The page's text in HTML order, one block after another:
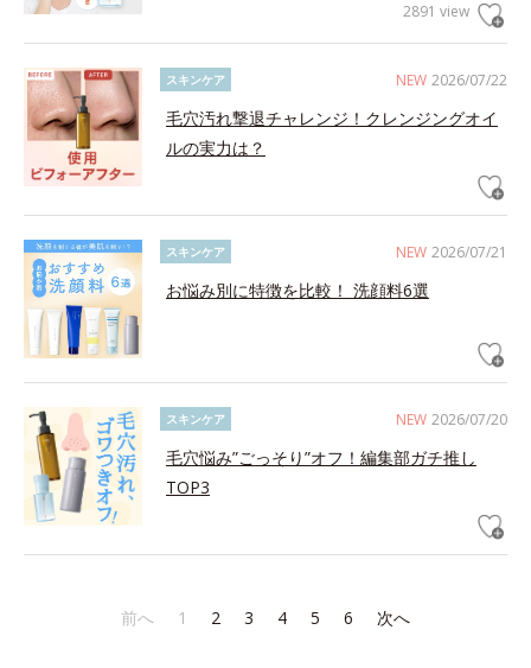
2891 view
NEW 2026/07/22
スキンケア
毛穴汚れ撃退チャレンジ！クレンジングオイ
ルの実力は？
NEW 2026/07/21
スキンケア
お悩み別に特徴を比較！ 洗顔料6選
NEW 2026/07/20
スキンケア
毛穴悩み”ごっそり”オフ！編集部ガチ推し
TOP3
前へ 1 2 3 4 5 6 次へ